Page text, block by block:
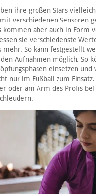
ihre großen Stars
verschiedenen Sensoren
aber auch in Form
sie verschiedenste
So kann festgestellt
Aufnahmen möglich. So
einsetzen und
nur im Fußball zum
oder am Arm des Profis